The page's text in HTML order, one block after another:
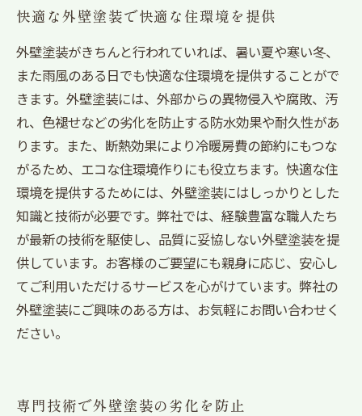
快適な外壁塗装で快適な住環境を提供
外壁塗装がきちんと行われていれば、暑い夏や寒い冬、
また雨風のある日でも快適な住環境を提供することがで
きます。外壁塗装には、外部からの異物侵入や腐敗、汚
れ、色褪せなどの劣化を防止する防水効果や耐久性があ
ります。また、断熱効果により冷暖房費の節約にもつな
がるため、エコな住環境作りにも役立ちます。快適な住
環境を提供するためには、外壁塗装にはしっかりとした
知識と技術が必要です。弊社では、経験豊富な職人たち
が最新の技術を駆使し、品質に妥協しない外壁塗装を提
供しています。お客様のご要望にも親身に応じ、安心し
てご利用いただけるサービスを心がけています。弊社の
外壁塗装にご興味のある方は、お気軽にお問い合わせく
ださい。
専門技術で外壁塗装の劣化を防止